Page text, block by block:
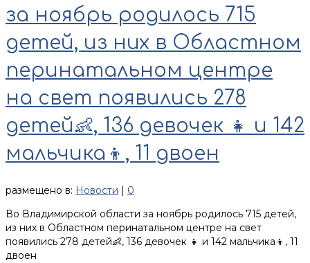
за ноябрь родилось 715
детей, из них в Областном
перинатальном центре
на свет появились 278
детей👶, 136 девочек 👧 и 142
мальчика👦, 11 двоен
размещено в: Новости | 0
Во Владимирской области за ноябрь родилось 715 детей,
из них в Областном перинатальном центре на свет
появились 278 детей👶, 136 девочек 👧 и 142 мальчика👦, 11
двоен